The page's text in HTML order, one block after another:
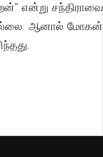
என்று சந்திராவை
ஆனால் மோகன்